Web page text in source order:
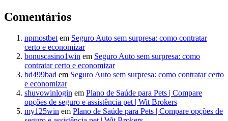
Comentários
npmostbetem Seguro Auto sem surpresa: como contratar
certo e economizar
bonuscasino1win em Seguro Auto sem surpresa: como
contratar certo e economizar
bd499bad em Seguro Auto sem surpresa: como contratar certo
e economizar
shuvowinlogin em Plano de Saúde para Pets | Compare
opções de seguro e assistência pet | Wit Brokers
my125win em Plano de Saúde para Pets | Compare opções de